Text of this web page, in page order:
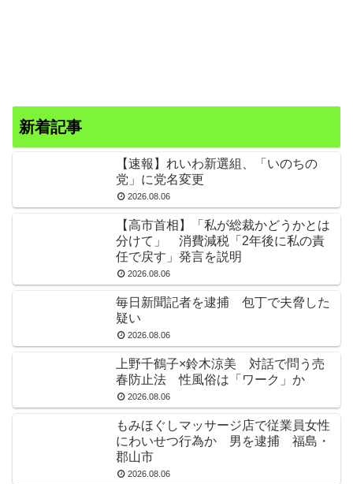
新着記事
【速報】れいわ新選組、「いのちの
党」に党名変更
2026.08.06
【高市首相】「私が総裁かどうかとは
分けて」 消費減税「2年後に私の責
任で戻す」発言を説明
2026.08.06
毎日新聞記者を逮捕 包丁で夫脅した
疑い
2026.08.06
上野千鶴子×鈴木涼美 対話で問う売
春防止法 性風俗は「ワーク」か
2026.08.06
もみほぐしマッサージ店で従業員女性
にわいせつ行為か 男を逮捕 福島・
郡山市
2026.08.06